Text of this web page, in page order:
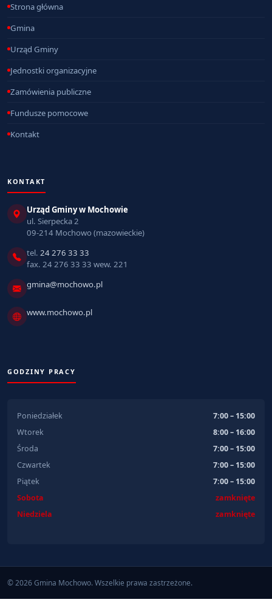
Strona główna
Gmina
Urząd Gminy
Jednostki organizacyjne
Zamówienia publiczne
Fundusze pomocowe
Kontakt
KONTAKT
Urząd Gminy w Mochowie
ul. Sierpecka 2
09-214 Mochowo (mazowieckie)
tel. 24 276 33 33
fax. 24 276 33 33 wew. 221
gmina@mochowo.pl
www.mochowo.pl
GODZINY PRACY
Poniedziałek
7:00 – 15:00
Wtorek
8:00 – 16:00
Środa
7:00 – 15:00
Czwartek
7:00 – 15:00
Piątek
7:00 – 15:00
Sobota
zamknięte
Niedziela
zamknięte
© 2026 Gmina Mochowo. Wszelkie prawa zastrzeżone.